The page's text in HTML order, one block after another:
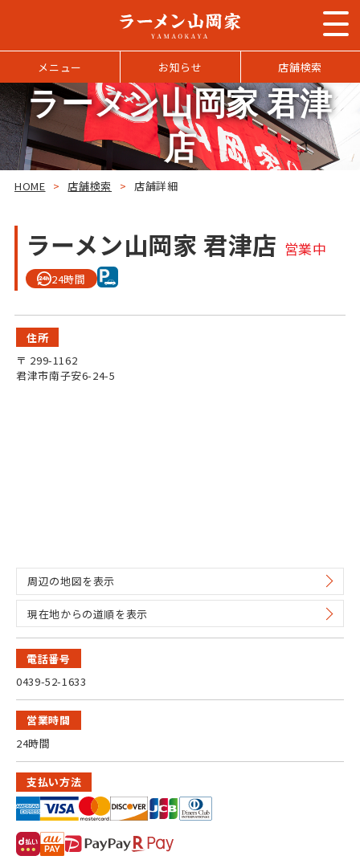
メニュー お知らせ 店舗検索
ラーメン山岡家 君津
店
HOME > 店舗検索 > 店舗詳細
ラーメン山岡家 君津店 営業中
24時間
住所
〒 299-1162
君津市南子安6-24-5
周辺の地図を表示
現在地からの道順を表示
電話番号
0439-52-1633
営業時間
24時間
支払い方法